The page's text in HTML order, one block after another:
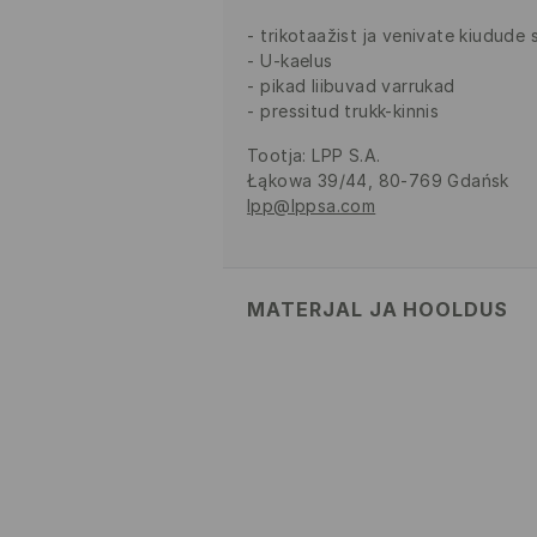
trikotaažist ja venivate kiudude
U-kaelus
pikad liibuvad varrukad
pressitud trukk-kinnis
Tootja: LPP S.A.
Łąkowa 39/44, 80-769 Gdańsk
lpp@lppsa.com
MATERJAL JA HOOLDUS